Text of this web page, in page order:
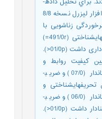
ها از روش تحليل مسير با نرم افزار لیزرل نسخه 8/8
زناشویی با
کیفیت روابط (422/0-r=)، تحریف­های­شناختی (491/0r=)
و بخشش (363/0-r=) رابطه معناداری داشت (01/0p<).
کیفیت روابط و
سرخوردگی زناشویی با اثر استاندار (07/0) و ضریب­
تحریف­های­شناختی و
سرخوردگی زناشویی با اثر استاندار (06/0) و ضریب­
مسیر (29/0) اثر غیرمستقیم معنادار داشت (01/0p<).